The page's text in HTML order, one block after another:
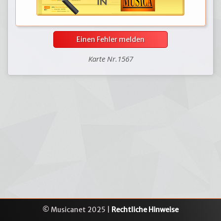
Einen Fehler melden
Karte Nr.1567
© Musicanet 2025 | Rechtliche Hinweise